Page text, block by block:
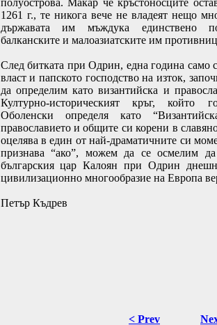
полуострова. Макар че кръстоносците
1261 г., те никога вече не владеят нещо
държавата им мъждука единствено
балканските и малоазиатските им
След битката при Одрин, една година само
власт и папското господство на изток,
да определим като византийска и
Културно-историческият кръг, който
Оболенски определя като
православието и общите си корени в
оцелява в един от най-драматичните си
признава “ако”, можем да се осмелим
българския цар Калоян при Одрин
цивилизационно многообразие на Европа
Петър Къдрев
< Prev